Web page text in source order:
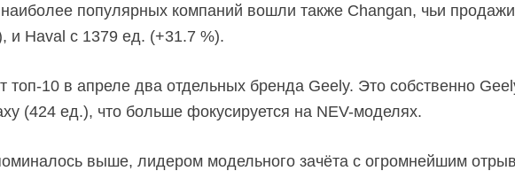
наиболее популярных компаний вошли также Changan, чьи
и Haval c 1379 ед. (+31.7 %).
топ-10 в апреле два отдельных бренда Geely. Это собственно
(424 ед.), что больше фокусируется на NEV-моделях.
выше, лидером модельного зачёта с огромнейшим